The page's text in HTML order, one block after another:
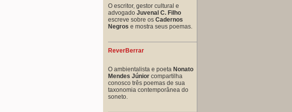
O escritor, gestor cultural e
advogado Juvenal C. Filho
escreve sobre os Cadernos
Negros e mostra seus poemas.
ReverBerrar
O ambientalista e poeta Nonato
Mendes Júnior compartilha
conosco três poemas de sua
taxonomia contemporânea do
soneto.